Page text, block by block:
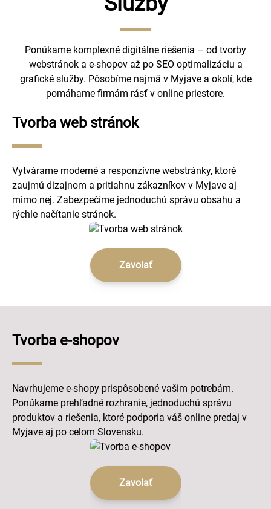
Ponúkame komplexné digitálne riešenia – od tvorby
webstránok a e-shopov až po SEO optimalizáciu a
grafické služby. Pôsobíme najmä v Myjave a okolí, kde
pomáhame firmám rásť v online priestore.
Zavolať
Tvorba web stránok
Vytvárame moderné a responzívne webstránky, ktoré
zaujmú dizajnom a pritiahnu zákazníkov v Myjave aj
mimo nej. Zabezpečíme jednoduchú správu obsahu a
rýchle načítanie stránok.
Zavolať
Tvorba e-shopov
Navrhujeme e-shopy prispôsobené vašim potrebám.
Ponúkame prehľadné rozhranie, jednoduchú správu
produktov a riešenia, ktoré podporia váš online predaj v
Myjave aj po celom Slovensku.